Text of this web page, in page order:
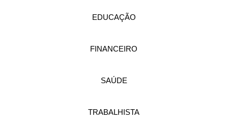
EDUCAÇÃO
FINANCEIRO
SAÚDE
TRABALHISTA